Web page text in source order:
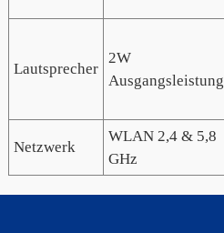
Lautsprecher
2W
Ausgangsleistung
Netzwerk
WLAN 2,4 & 5,8
GHz